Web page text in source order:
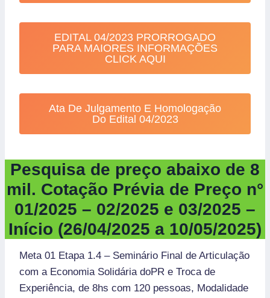
EDITAL 04/2023 PRORROGADO
PARA MAIORES INFORMAÇÕES
CLICK AQUI
Ata De Julgamento E Homologação
Do Edital 04/2023
Pesquisa de preço abaixo de 8
mil. Cotação Prévia de Preço n°
01/2025 – 02/2025 e 03/2025 –
Início (26/04/2025 a 10/05/2025)
Meta 01 Etapa 1.4 – Seminário Final de Articulação
com a Economia Solidária doPR e Troca de
Experiência, de 8hs com 120 pessoas, Modalidade